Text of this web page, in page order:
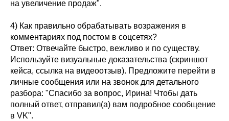
на увеличение продаж".
4) Как правильно обрабатывать возражения в
комментариях под постом в соцсетях?
Ответ: Отвечайте быстро, вежливо и по существу.
Используйте визуальные доказательства (скриншот
кейса, ссылка на видеоотзыв). Предложите перейти в
личные сообщения или на звонок для детального
разбора: "Спасибо за вопрос, Ирина! Чтобы дать
полный ответ, отправил(а) вам подробное сообщение
в VK".